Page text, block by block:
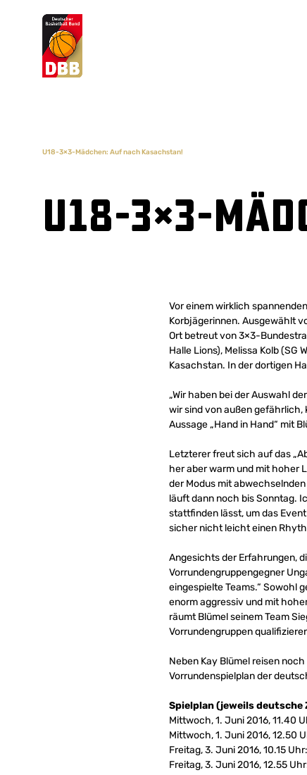
Suchvorschläge
U18-3×3-Mädchen: Auf nach Kasachstan!
U18-3×3-
Vor einem wirklich
Korbjägerinnen. Ausgewählt
Ort betreut von 3×3-
Halle Lions), Melissa Kolb (SG
Kasachstan. In der dortigen
„Wir haben bei der Auswahl
wir sind von außen gefährlich,
Aussage „Hand in Hand“ mit
Letzterer freut sich auf das
her aber warm und mit hoher
der Modus mit
läuft dann noch bis Sonntag.
stattfinden lässt, um das
sicher nicht leicht einen
Angesichts der Erfahrungen,
Vorrundengruppengegner
eingespielte Teams.“ Sowohl
enorm aggressiv und mit
räumt Blümel seinem Team
Vorrundengruppen
Neben Kay Blümel reisen
Vorrundenspielplan der
Spielplan (jeweils deutsche
Mittwoch, 1. Juni 2016, 11.40
Mittwoch, 1. Juni 2016, 12.50
Freitag, 3. Juni 2016, 10.15
Freitag, 3. Juni 2016, 12.55